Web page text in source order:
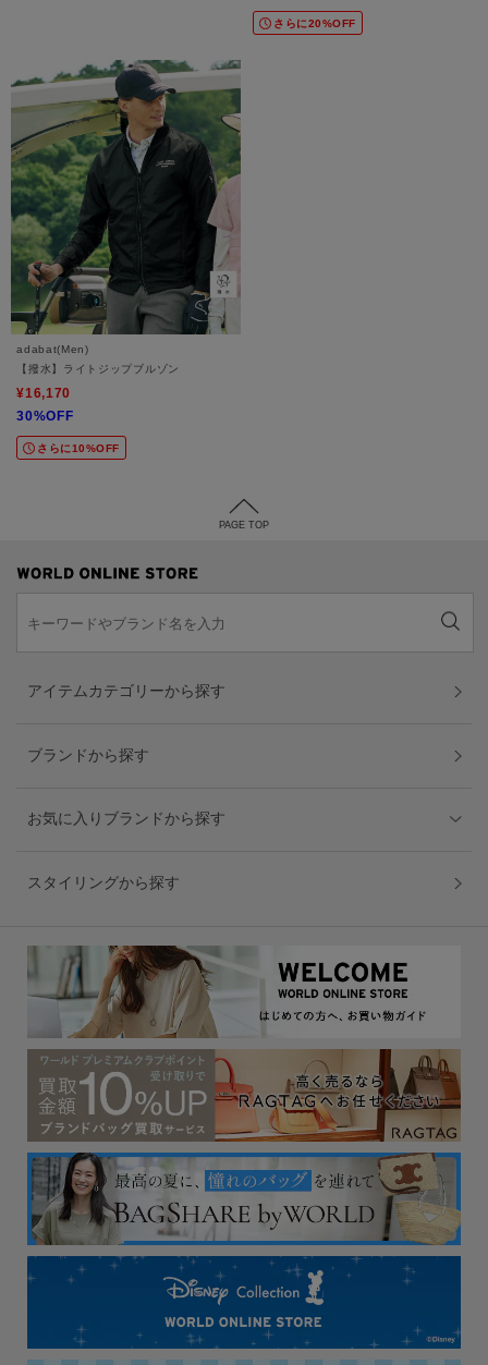
さらに20%OFF
adabat(Men)
【撥水】ライトジップブルゾン
¥16,170
30%OFF
さらに10%OFF
PAGE TOP
アイテムカテゴリーから探す
ブランドから探す
お気に入りブランドから探す
スタイリングから探す